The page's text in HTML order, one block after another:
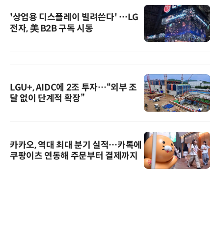
'상업용 디스플레이 빌려쓴다' …LG
전자, 美 B2B 구독 시동
LGU+, AIDC에 2조 투자…“외부 조
달 없이 단계적 확장”
카카오, 역대 최대 분기 실적…카톡에
쿠팡이츠 연동해 주문부터 결제까지